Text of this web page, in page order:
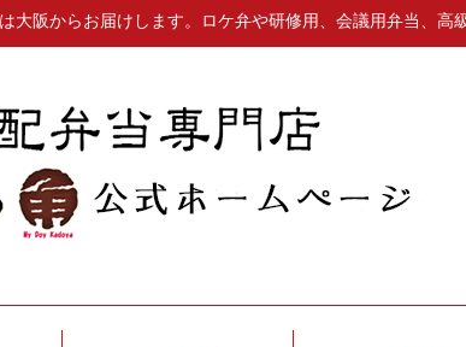
大阪からお届けします。ロケ弁や研修用、会議用弁当、高